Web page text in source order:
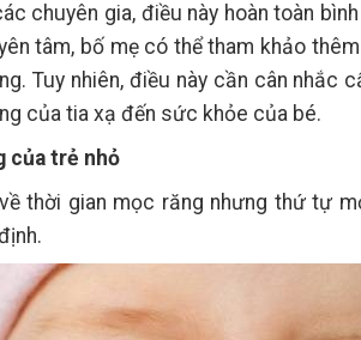
chuyên gia, điều này hoàn toàn
tâm, bố mẹ có thể tham khảo
Tuy nhiên, điều này cần cân nhắc
của tia xạ đến sức khỏe của bé.
của trẻ nhỏ
thời gian mọc răng nhưng thứ tự